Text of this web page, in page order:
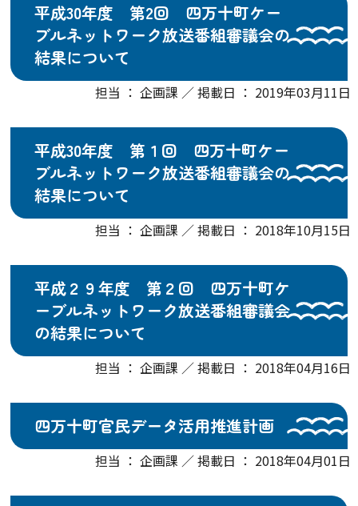
平成30年度 第2回 四万十町ケー
ブルネットワーク放送番組審議会の
結果について
担当 ： 企画課 ／ 掲載日 ： 2019年03月11日
平成30年度 第１回 四万十町ケー
ブルネットワーク放送番組審議会の
結果について
担当 ： 企画課 ／ 掲載日 ： 2018年10月15日
平成２９年度 第２回 四万十町ケ
ーブルネットワーク放送番組審議会
の結果について
担当 ： 企画課 ／ 掲載日 ： 2018年04月16日
四万十町官民データ活用推進計画
担当 ： 企画課 ／ 掲載日 ： 2018年04月01日